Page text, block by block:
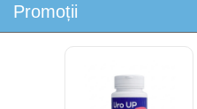
Promoții